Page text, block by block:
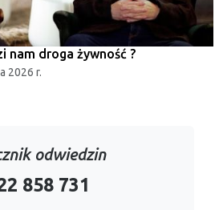
nam droga żywność ?
2026 r.
odwiedzin
858 731